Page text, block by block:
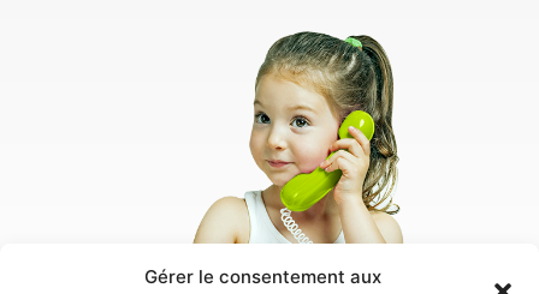
Gérer le consentement aux